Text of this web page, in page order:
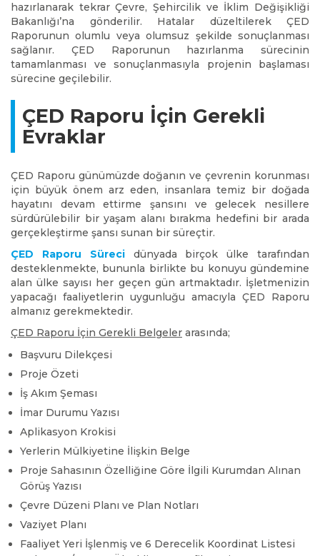
hazırlanarak tekrar Çevre, Şehircilik ve İklim Değişikliği
Bakanlığı’na gönderilir. Hatalar düzeltilerek ÇED
Raporunun olumlu veya olumsuz şekilde sonuçlanması
sağlanır. ÇED Raporunun hazırlanma sürecinin
tamamlanması ve sonuçlanmasıyla projenin başlaması
sürecine geçilebilir.
ÇED Raporu İçin Gerekli
Evraklar
ÇED Raporu günümüzde doğanın ve çevrenin korunması
için büyük önem arz eden, insanlara temiz bir doğada
hayatını devam ettirme şansını ve gelecek nesillere
sürdürülebilir bir yaşam alanı bırakma hedefini bir arada
gerçekleştirme şansı sunan bir süreçtir.
ÇED Raporu Sürecidünyada birçok ülke tarafından
desteklenmekte, bununla birlikte bu konuyu gündemine
alan ülke sayısı her geçen gün artmaktadır. İşletmenizin
yapacağı faaliyetlerin uygunluğu amacıyla ÇED Raporu
almanız gerekmektedir.
ÇED Raporu İçin Gerekli Belgeler arasında;
Başvuru Dilekçesi
Proje Özeti
İş Akım Şeması
İmar Durumu Yazısı
Aplikasyon Krokisi
Yerlerin Mülkiyetine İlişkin Belge
Proje Sahasının Özelliğine Göre İlgili Kurumdan Alınan
Görüş Yazısı
Çevre Düzeni Planı ve Plan Notları
Vaziyet Planı
Faaliyet Yeri İşlenmiş ve 6 Derecelik Koordinat Listesi